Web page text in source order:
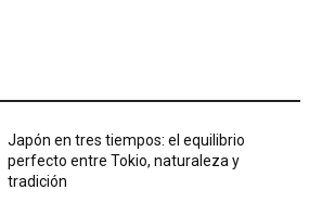
Japón en tres tiempos: el equilibrio
perfecto entre Tokio, naturaleza y
tradición